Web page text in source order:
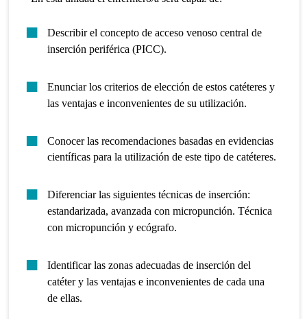
Describir el concepto de acceso venoso central de
inserción periférica (PICC).
Enunciar los criterios de elección de estos catéteres y
las ventajas e inconvenientes de su utilización.
Conocer las recomendaciones basadas en evidencias
científicas para la utilización de este tipo de catéteres.
Diferenciar las siguientes técnicas de inserción:
estandarizada, avanzada con micropunción. Técnica
con micropunción y ecógrafo.
Identificar las zonas adecuadas de inserción del
catéter y las ventajas e inconvenientes de cada una
de ellas.